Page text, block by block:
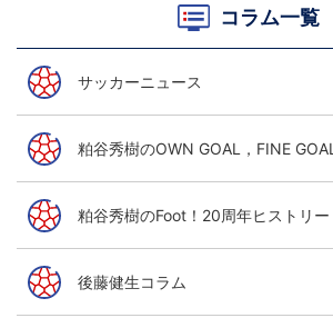
コラム一覧
サッカーニュース
粕谷秀樹のOWN GOAL，FINE GOAL
粕谷秀樹のFoot！20周年ヒストリー
後藤健生コラム